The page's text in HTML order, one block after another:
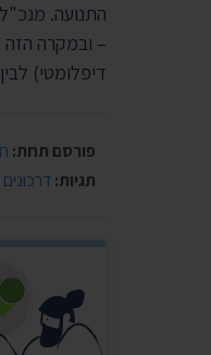
התנועה.
– ובמקרה הזה
דיפלומטי‏)
פורסם תחת:
תגיות: